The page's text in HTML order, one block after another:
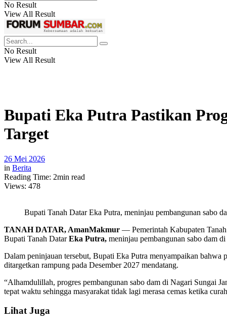
No Result
View All Result
No Result
View All Result
Bupati Eka Putra Pastikan
Target
26 Mei 2026
in Berita
Reading Time: 2min read
Views: 478
Bupati Tanah Datar Eka Putra, meninjau pembangunan sabo
TANAH DATAR, AmanMakmur — Pemerintah Kabupaten
Bupati Tanah DatarEka Putra, meninjau pembangunan sabo dam
Dalam peninjauan tersebut, Bupati Eka Putra menyampaikan bahwa
ditargetkan rampung pada Desember 2027 mendatang.
“Alhamdulillah, progres pembangunan sabo dam di Nagari Sungai
tepat waktu sehingga masyarakat tidak lagi merasa cemas ketika
Lihat Juga